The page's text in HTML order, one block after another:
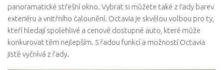
panoramatické střešní okno. Vybrat si můžete také z řady barev
exteriéru a vnitřního čalounění. Octavia je skvělou volbou pro ty,
kteří hledají spolehlivé a cenově dostupné auto, které může
konkurovat těm nejlepším. S řadou funkcí a možností Octavia
jistě vyčnívá z řady.